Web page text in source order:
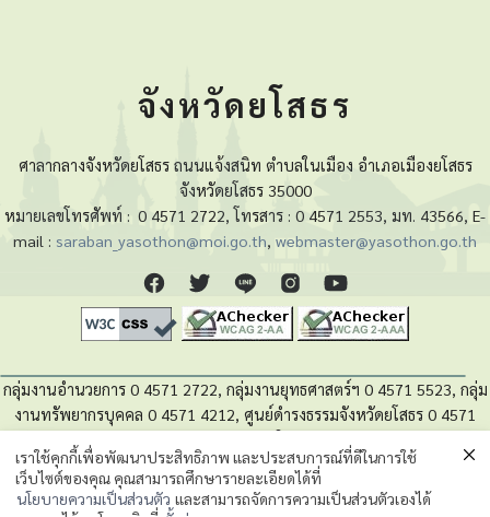
จังหวัดยโสธร
ศาลากลางจังหวัดยโสธร ถนนแจ้งสนิท ตำบลในเมือง อำเภอเมืองยโสธร
จังหวัดยโสธร 35000
หมายเลขโทรศัพท์ : 0 4571 2722, โทรสาร : 0 4571 2553, มท. 43566, E-
mail : saraban_yasothon@moi.go.th, webmaster@yasothon.go.th
กลุ่มงานอำนวยการ 0 4571 2722, กลุ่มงานยุทธศาสตร์ฯ 0 4571 5523, กลุ่ม
งานทรัพยากรบุคคล 0 4571 4212, ศูนย์ดำรงธรรมจังหวัดยโสธร 0 4571
นโยบายความเป็นส่วนตัวของข้อมูล
เราใช้คุกกี้เพื่อพัฒนาประสิทธิภาพ และประสบการณ์ที่ดีในการใช้
เว็บไซต์ของคุณ คุณสามารถศึกษารายละเอียดได้ที่
นโยบายความเป็นส่วนตัว และสามารถจัดการความเป็นส่วนตัวเองได้